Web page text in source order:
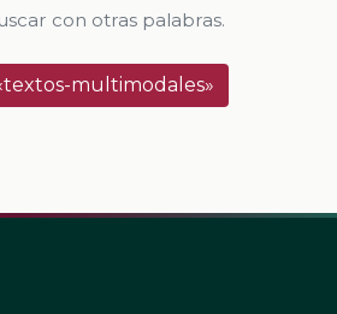
con otras palabras.
multimodales»